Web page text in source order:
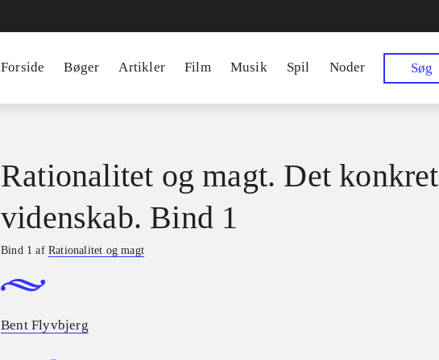
Forside Bøger Artikler Film Musik Spil Noder Søg
Rationalitet og magt. Det
videnskab. Bind 1
Bind 1 afRationalitet og magt
Bent Flyvbjerg